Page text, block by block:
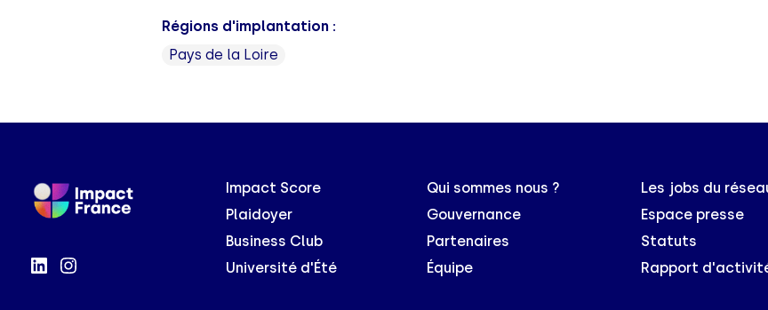
Régions d'implantation :
Pays de la Loire
Impact Score
Plaidoyer
Business Club
Université d'Été
Qui sommes nous ?
Gouvernance
Partenaires
Équipe
Les jobs du
Espace presse
Statuts
Rapport